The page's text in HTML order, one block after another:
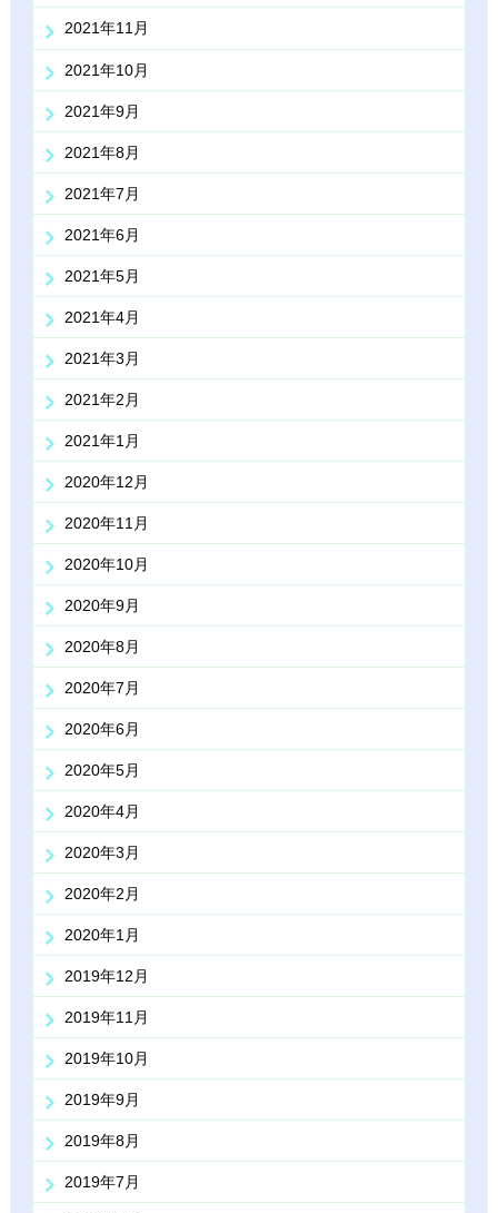
2021年11月
2021年10月
2021年9月
2021年8月
2021年7月
2021年6月
2021年5月
2021年4月
2021年3月
2021年2月
2021年1月
2020年12月
2020年11月
2020年10月
2020年9月
2020年8月
2020年7月
2020年6月
2020年5月
2020年4月
2020年3月
2020年2月
2020年1月
2019年12月
2019年11月
2019年10月
2019年9月
2019年8月
2019年7月